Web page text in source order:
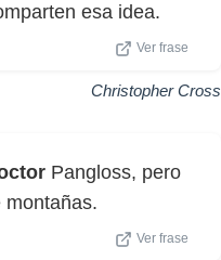
esa idea.
Ver frase
Christopher Cross
Pangloss, pero
montañas.
Ver frase